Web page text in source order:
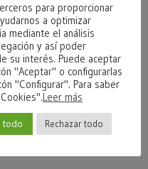
eyes
aftertaste
wine
para proporcionar
a optimizar
mediante el análisis
y así poder
su interés. Puede aceptar
"Aceptar" o configurarlas
"Configurar". Para saber
Leer más
todo Rechazar todo